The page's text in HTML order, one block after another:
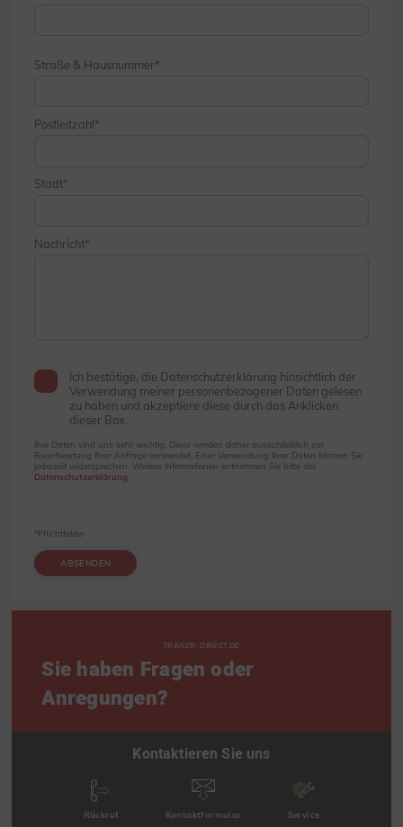
Straße & Hausnummer
Postleitzahl
Stadt
Nachricht
Ich bestätige, die Datenschutzerklärung hinsichtlich der
Verwendung meiner personenbezogener Daten gelesen
zu haben und akzeptiere diese durch das Anklicken
dieser Box.
Ihre Daten sind uns sehr wichtig. Diese werden daher ausschließlich zur
Beantwortung Ihrer Anfrage verwendet. Einer Verwendung Ihrer Daten können Sie
jederzeit widersprechen. Weitere Informationen entnehmen Sie bitte der
Datenschutzerklärung
ABSENDEN
*Pflichtfelder
TRAILER-DIRECT.DE
Sie haben Fragen oder
Anregungen?
Kontaktieren Sie uns
Rückruf Kontaktformular Service